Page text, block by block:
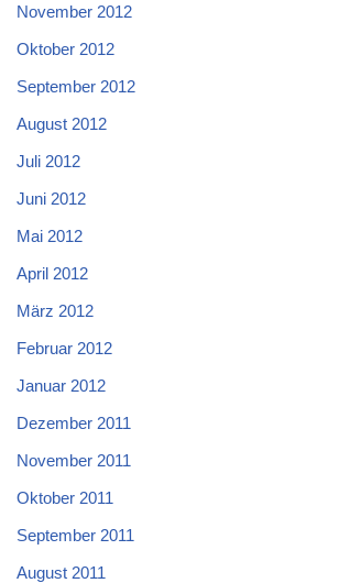
November 2012
Oktober 2012
September 2012
August 2012
Juli 2012
Juni 2012
Mai 2012
April 2012
März 2012
Februar 2012
Januar 2012
Dezember 2011
November 2011
Oktober 2011
September 2011
August 2011